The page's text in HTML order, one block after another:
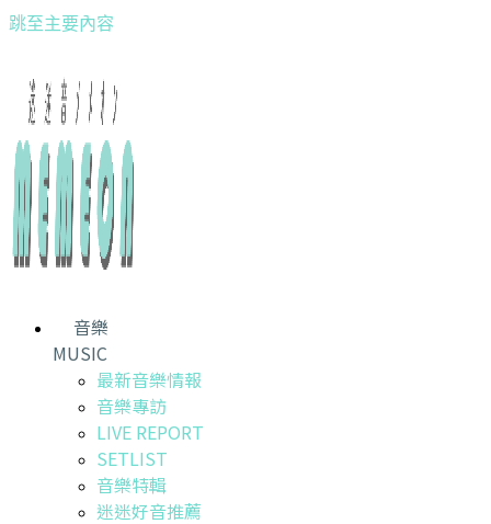
跳至主要內容
音樂
MUSIC
最新音樂情報
音樂專訪
LIVE REPORT
SETLIST
音樂特輯
迷迷好音推薦